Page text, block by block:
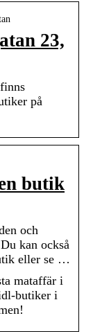
23,
på
butik
och
kan också
eller se …
mataffär i
butiker i